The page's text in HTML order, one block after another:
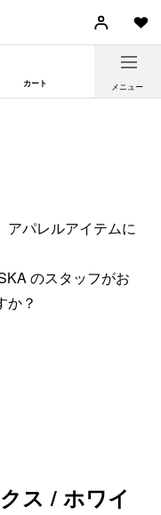
カート メニュー
アパレルアイテムに
のスタッフがお
か？
ス / ホワイ